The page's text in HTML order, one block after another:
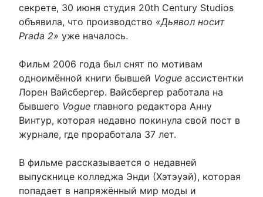
секрете, 30 июня студия 20th Century Studios
объявила, что производство «Дьявол носит
Prada 2» уже началось.
Фильм 2006 года был снят по мотивам
одноимённой книги бывшей Vogue ассистентки
Лорен Вайсбергер. Вайсбергер работала на
бывшего Vogue главного редактора Анну
Винтур, которая недавно покинула свой пост в
журнале, где проработала 37 лет.
В фильме рассказывается о недавней
выпускнице колледжа Энди (Хэтэуэй), которая
попадает в напряжённый мир моды и